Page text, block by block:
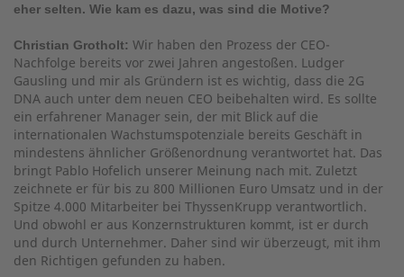
eher selten. Wie kam es dazu, was sind die Motive?
Christian Grotholt: Wir haben den Prozess der CEO-
Nachfolge bereits vor zwei Jahren angestoßen. Ludger
Gausling und mir als Gründern ist es wichtig, dass die 2G
DNA auch unter dem neuen CEO beibehalten wird. Es sollte
ein erfahrener Manager sein, der mit Blick auf die
internationalen Wachstumspotenziale bereits Geschäft in
mindestens ähnlicher Größenordnung verantwortet hat. Das
bringt Pablo Hofelich unserer Meinung nach mit. Zuletzt
zeichnete er für bis zu 800 Millionen Euro Umsatz und in der
Spitze 4.000 Mitarbeiter bei ThyssenKrupp verantwortlich.
Und obwohl er aus Konzernstrukturen kommt, ist er durch
und durch Unternehmer. Daher sind wir überzeugt, mit ihm
den Richtigen gefunden zu haben.